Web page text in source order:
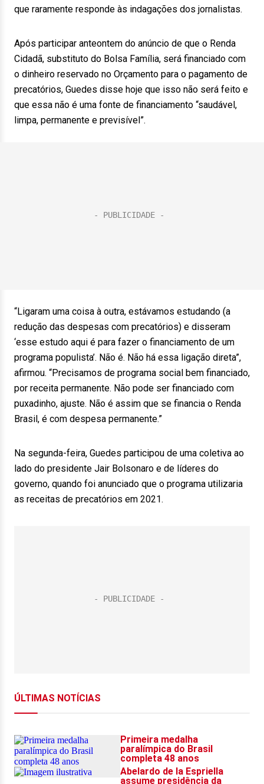
que raramente responde às indagações dos jornalistas.
Após participar anteontem do anúncio de que o Renda
Cidadã, substituto do Bolsa Família, será financiado com
o dinheiro reservado no Orçamento para o pagamento de
precatórios, Guedes disse hoje que isso não será feito e
que essa não é uma fonte de financiamento “saudável,
limpa, permanente e previsível”.
“Ligaram uma coisa à outra, estávamos estudando (a
redução das despesas com precatórios) e disseram
‘esse estudo aqui é para fazer o financiamento de um
programa populista’. Não é. Não há essa ligação direta”,
afirmou. “Precisamos de programa social bem financiado,
por receita permanente. Não pode ser financiado com
puxadinho, ajuste. Não é assim que se financia o Renda
Brasil, é com despesa permanente.”
Na segunda-feira, Guedes participou de uma coletiva ao
lado do presidente Jair Bolsonaro e de líderes do
governo, quando foi anunciado que o programa utilizaria
as receitas de precatórios em 2021.